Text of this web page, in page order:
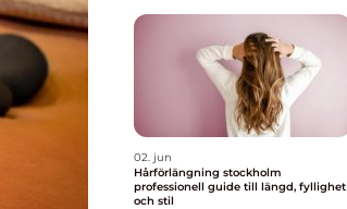
02. jun
Hårförlängning stockholm
professionell guide till längd, fyllighet
och stil